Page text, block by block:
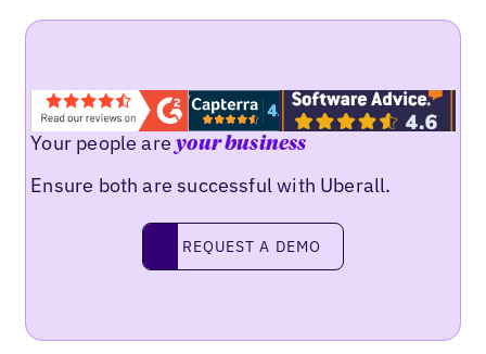
Your people areyour business
Ensure both are successful with Uberall.
Request a demo
REQUEST A DEMO